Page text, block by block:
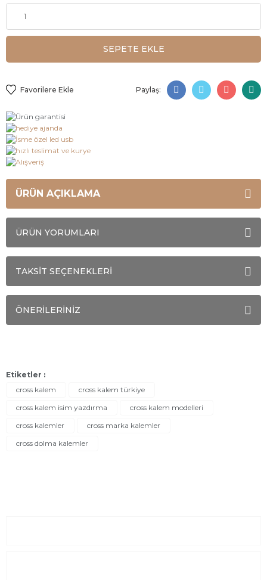
SEPETE EKLE
Paylaş:
ÜRÜN AÇIKLAMA
ÜRÜN YORUMLARI
TAKSİT SEÇENEKLERİ
ÖNERİLERİNİZ
Etiketler :
cross kalem
cross kalem türkiye
cross kalem isim yazdırma
cross kalem modelleri
cross kalemler
cross marka kalemler
cross dolma kalemler